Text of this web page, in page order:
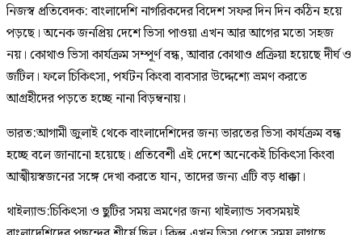
নিজস্ব প্রতিবেদক: বাংলাদেশি নাগরিকদের বিদেশ সফর দিন দিন কঠিন হয়ে
পড়ছে। অনেক জনপ্রিয় দেশে ভিসা পাওয়া এখন আর আগের মতো সহজ
নয়। কোথাও ভিসা কার্যক্রম সম্পূর্ণ বন্ধ, আবার কোথাও প্রক্রিয়া হয়েছে দীর্ঘ ও
জটিল। ফলে চিকিৎসা, পর্যটন কিংবা ব্যবসার উদ্দেশ্যে ভ্রমণ করতে
আগ্রহীদের পড়তে হচ্ছে নানা বিড়ম্বনায়।
ভারত:আগামী জুলাই থেকে বাংলাদেশিদের জন্য ভারতের ভিসা কার্যক্রম বন্ধ
হচ্ছে বলে জানানো হয়েছে। প্রতিবেশী এই দেশে অনেকেই চিকিৎসা কিংবা
আত্মীয়স্বজনের সঙ্গে দেখা করতে যান, তাদের জন্য এটি বড় ধাক্কা।
থাইল্যান্ড:চিকিৎসা ও ছুটির সময় ভ্রমণের জন্য থাইল্যান্ড সবসময়ই